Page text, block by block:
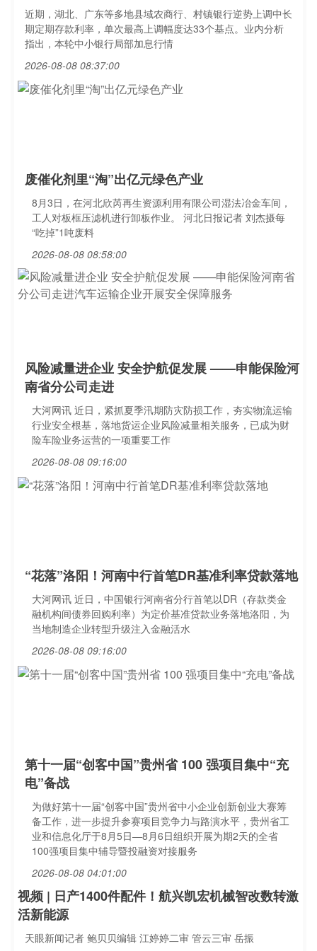
近期，湖北、广东等多地县域农商行、村镇银行逆势上调中长
期定期存款利率，单次最高上调幅度达33个基点。业内分析
指出，本轮中小银行局部加息行情
2026-08-08 08:37:00
废催化剂里“淘”出亿元绿色产业
8月3日，在河北欣芮再生资源利用有限公司湿法冶金车间，
工人对板框压滤机进行卸板作业。 河北日报记者 刘杰摄每
“吃掉”1吨废料
2026-08-08 08:58:00
风险减量进企业 安全护航促发展 ——申能保险河
南省分公司走进
大河网讯 近日，紧抓夏季汛期防灾防损工作，夯实物流运输
行业安全根基，落地货运企业风险减量相关服务，已成为财
险车险业务运营的一项重要工作
2026-08-08 09:16:00
“花落”洛阳！河南中行首笔DR基准利率贷款落地
大河网讯 近日，中国银行河南省分行首笔以DR（存款类金
融机构间债券回购利率）为定价基准贷款业务落地洛阳，为
当地制造企业转型升级注入金融活水
2026-08-08 09:16:00
第十一届“创客中国”贵州省 100 强项目集中“充
电”备战
为做好第十一届“创客中国”贵州省中小企业创新创业大赛筹
备工作，进一步提升参赛项目竞争力与路演水平，贵州省工
业和信息化厅于8月5日—8月6日组织开展为期2天的全省
100强项目集中辅导暨投融资对接服务
2026-08-08 04:01:00
视频 | 日产1400件配件！航兴凯宏机械智改数转激
活新能源
天眼新闻记者 鲍贝贝编辑 江婷婷二审 管云三审 岳振